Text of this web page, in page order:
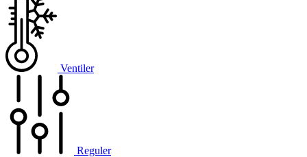
Ventiler
Reguler